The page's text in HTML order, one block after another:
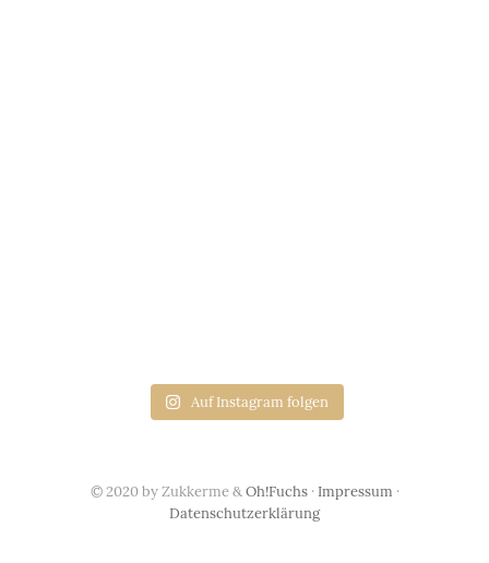
Auf Instagram folgen
© 2020 by Zukkerme &Oh!Fuchs· Impressum ·
Datenschutzerklärung